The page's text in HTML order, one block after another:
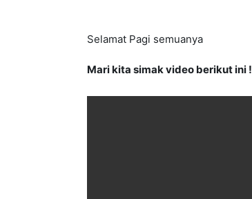
Selamat Pagi semuanya
Mari kita simak video berikut ini !